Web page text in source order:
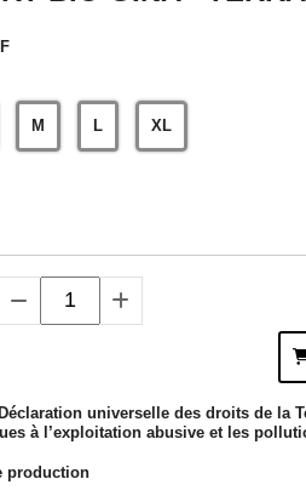
M L XL
universelle des droits de la
à l’exploitation abusive et les
production